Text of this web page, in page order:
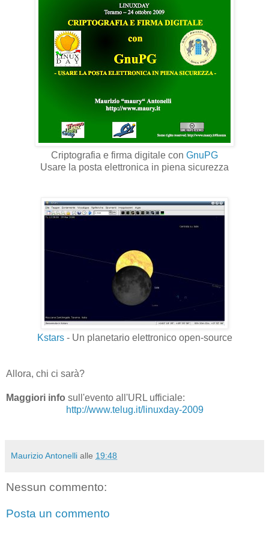
Criptografia e firma digitale con GnuPG
Usare la posta elettronica in piena sicurezza
Kstars- Un planetario elettronico open-source
Allora, chi ci sarà?
Maggiori info sull'evento all'URL ufficiale:
http://www.telug.it/linuxday-2009
Maurizio Antonelli alle 19:48
Nessun commento:
Posta un commento